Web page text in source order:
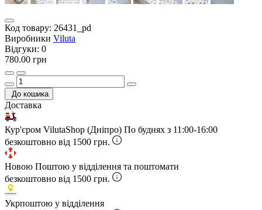
Код товару: 26431_pd
Виробники Viluta
Відгуки: 0
780.00 грн
До кошика
Доставка
Кур'єром VilutaShop (Дніпро) По буднях з 11:00-16:00
безкоштовно від 1500 грн.
Новою Поштою у відділення та поштомати
безкоштовно від 1500 грн.
Укрпоштою у відділення